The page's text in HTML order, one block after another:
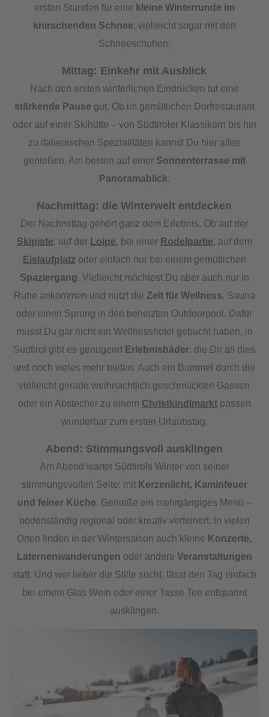
ersten Stunden für eine kleine Winterrunde im
knirschenden Schnee, vielleicht sogar mit den
Schneeschuhen.
Mittag: Einkehr mit Ausblick
Nach den ersten winterlichen Eindrücken tut eine
stärkende Pause gut. Ob im gemütlichen Dorfrestaurant
oder auf einer Skihütte – von Südtiroler Klassikern bis hin
zu italienischen Spezialitäten kannst Du hier alles
genießen. Am besten auf einer Sonnenterrasse mit
Panoramablick.
Nachmittag: die Winterwelt entdecken
Der Nachmittag gehört ganz dem Erlebnis. Ob auf der
Skipiste, auf der Loipe, bei einer Rodelpartie, auf dem
Eislaufplatz oder einfach nur bei einem gemütlichen
Spaziergang. Vielleicht möchtest Du aber auch nur in
Ruhe ankommen und nutzt die Zeit für Wellness, Sauna
oder einen Sprung in den beheizten Outdoorpool. Dafür
musst Du gar nicht ein Wellnesshotel gebucht haben, in
Südtirol gibt es genügend Erlebnisbäder, die Dir all dies
und noch vieles mehr bieten. Auch ein Bummel durch die
vielleicht gerade weihnachtlich geschmückten Gassen
oder ein Abstecher zu einem Christkindlmarktpassen
wunderbar zum ersten Urlaubstag.
Abend: Stimmungsvoll ausklingen
Am Abend wartet Südtirols Winter von seiner
stimmungsvollen Seite: mit Kerzenlicht, Kaminfeuer
und feiner Küche. Genieße ein mehrgängiges Menü –
bodenständig regional oder kreativ verfeinert. In vielen
Orten finden in der Wintersaison auch kleine Konzerte,
Laternenwanderungen oder andere Veranstaltungen
statt. Und wer lieber die Stille sucht, lässt den Tag einfach
bei einem Glas Wein oder einer Tasse Tee entspannt
ausklingen.